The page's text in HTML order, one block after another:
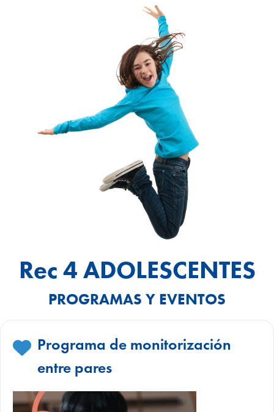
Rec 4 ADOLESCENTES
PROGRAMAS Y EVENTOS
Programa de monitorización
entre pares